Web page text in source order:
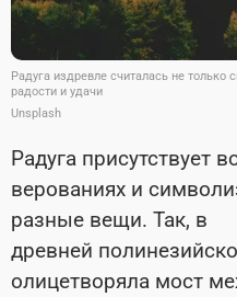
Радуга издревле считалась не только
радости и удачи
Unsplash
Радуга присутствует
верованиях и
разные вещи. Так, в
древней
олицетворяла мост